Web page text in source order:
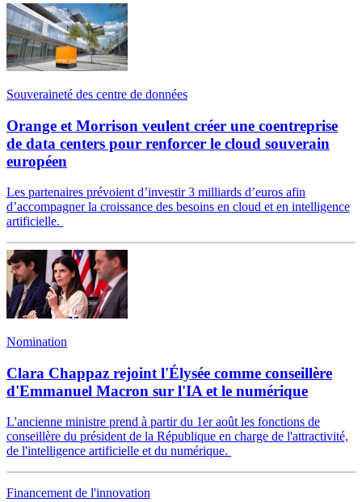
Souveraineté des centre de données
Orange et Morrison veulent créer une coentreprise
de data centers pour renforcer le cloud souverain
européen
Les partenaires prévoient d’investir 3 milliards d’euros afin
d’accompagner la croissance des besoins en cloud et en intelligence
artificielle.
Nomination
Clara Chappaz rejoint l'Élysée comme conseillère
d'Emmanuel Macron sur l'IA et le numérique
L'ancienne ministre prend à partir du 1er août les fonctions de
conseillère du président de la République en charge de l'attractivité,
de l'intelligence artificielle et du numérique.
Financement de l'innovation